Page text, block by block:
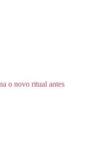
o novo ritual antes